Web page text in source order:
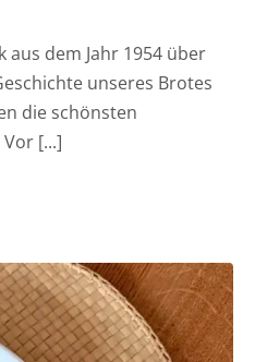
dem Jahr 1954 über
unseres Brotes
die schönsten
[...]